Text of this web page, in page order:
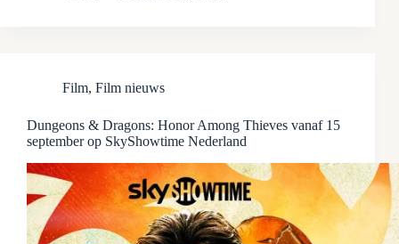
Film, Film nieuws
Dungeons & Dragons: Honor Among Thieves vanaf 15
september op SkyShowtime Nederland